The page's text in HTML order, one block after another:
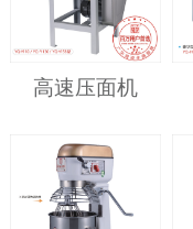
高速压面机